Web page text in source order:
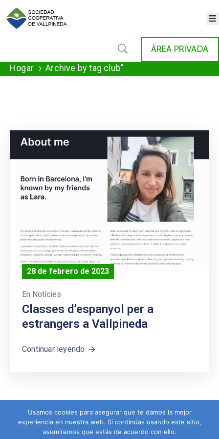
×
SERVICIOS
CONTACTO
ÁREA PRIVADA
Hogar Archive by tag club"
28 de febrero de 2023
En Notícies
Classes d’espanyol per a
estrangers a Vallpineda
Continuar leyendo
Usamos cookies para asegurar que te damos la mejor
experiencia en nuestra web. Si continúas usando este sitio,
asumiremos que estás de acuerdo con ello.